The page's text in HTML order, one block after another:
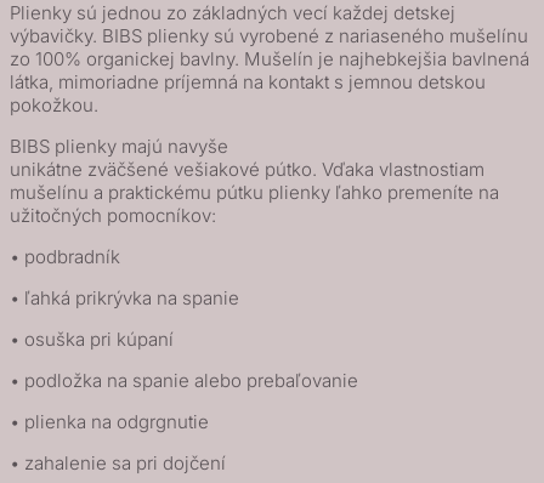
Plienky sú jednou zo základných vecí každej detskej
výbavičky. BIBS plienky sú vyrobené z nariaseného mušelínu
zo 100% organickej bavlny. Mušelín je najhebkejšia bavlnená
látka, mimoriadne príjemná na kontakt s jemnou detskou
pokožkou.
BIBS plienky majú navyše
unikátne zväčšené vešiakové pútko. Vďaka vlastnostiam
mušelínu a praktickému pútku plienky ľahko premeníte na
užitočných pomocníkov:
• podbradník
• ľahká prikrývka na spanie
• osuška pri kúpaní
• podložka na spanie alebo prebaľovanie
• plienka na odgrgnutie
• zahalenie sa pri dojčení